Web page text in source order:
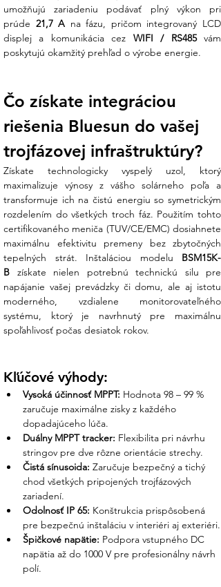
Parameter
Hodnota
Model
BSM15K-B
Max. vstupné
1000 V
(AC)
(Trojfázové)
prúd
21,7 A
Maximálna
účinnosť
98 – 99 % (MPPT)
Stupeň ochrany
IP 65 (Exteriér/Interiér)
Hmotnosť /
Rozmery
25 kg / 480 x 420 x 180
mm
Certifikácia
TUV, CE, EN50549,
EMC
Čo získate nákupom v Ensun?
Z vášho prieskumu vieme, že výber
striedača je najdôležitejším rozhodnutím pri
stavbe elektrárne. My v Ensun vám
garantujeme odborné zázemie:
Pomôžeme vám s konfiguráciou
"stringov" (reťazcov panelov) tak, aby ste
nikdy neprekročili limitné napätie 1000 V
a menič pracoval v optimálnom pásme.
Záruka a servis:
Ako váš partner
zabezpečujeme technickú podporu a
poradenstvo pri riešení akýchkoľvek
prevádzkových otázok.
Kompletná dokumentácia:
Menič
dodávame so všetkými certifikátmi
potrebnými pre revíznu správu a
schválenie pripojenia u distribučnej
umožňujú zariadeniu podávať plný výkon pri
prúde 21,7 A na fázu, pričom integrovaný LCD
displej a komunikácia cez WIFI / RS485 vám
poskytujú okamžitý prehľad o výrobe energie.
Čo získate integráciou
riešenia Bluesun do vašej
trojfázovej infraštruktúry?
Získate technologicky vyspelý uzol, ktorý
maximalizuje výnosy z vášho solárneho poľa a
transformuje ich na čistú energiu so symetrickým
rozdelením do všetkých troch fáz. Použitím tohto
certifikovaného meniča (TUV/CE/EMC) dosiahnete
maximálnu efektivitu premeny bez zbytočných
tepelných strát. Inštaláciou modelu BSM15K-
B získate nielen potrebnú technickú silu pre
napájanie vašej prevádzky či domu, ale aj istotu
moderného, vzdialene monitorovateľného
systému, ktorý je navrhnutý pre maximálnu
spoľahlivosť počas desiatok rokov.
Kľúčové výhody:
Vysoká účinnosť MPPT: Hodnota 98 – 99 %
zaručuje maximálne zisky z každého
dopadajúceho lúča.
Duálny MPPT tracker: Flexibilita pri návrhu
stringov pre dve rôzne orientácie strechy.
Čistá sínusoida: Zaručuje bezpečný a tichý
chod všetkých pripojených trojfázových
zariadení.
Odolnosť IP 65: Konštrukcia prispôsobená
pre bezpečnú inštaláciu v interiéri aj exteriéri.
Špičkové napätie: Podpora vstupného DC
napätia až do 1000 V pre profesionálny návrh
polí.